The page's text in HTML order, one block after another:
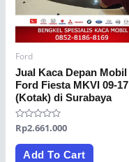
Ford
Jual Kaca Depan Mobil
Ford Fiesta MKVI 09-17
(Kotak) di Surabaya
Rated
0
out
Rp2.661.000
Add To Cart